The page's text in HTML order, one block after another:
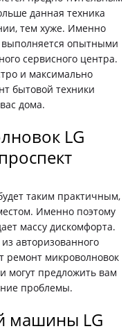
данная техника
тем хуже. Именно
выполняется опытными
сервисного центра.
и максимально
бытовой техники
дома.
LG
таким практичным,
Именно поэтому
массу дискомфорта.
авторизованного
ремонт микроволновок
могут предложить вам
проблемы.
машины LG